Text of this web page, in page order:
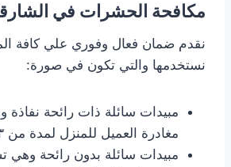
مكافحة الحشرات في
نقدم ضمان فعال وفوري علي كافة
نستخدمها والتي تكون في صورة:
مبيدات سائلة ذات رائحة نفاذة
مغادرة العميل للمنزل لمدة من ٣ الي ٦ ساعات
مبيدات سائلة بدون رائحة وهي